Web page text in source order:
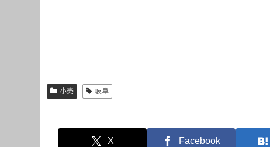
小売 岐阜
X Facebook